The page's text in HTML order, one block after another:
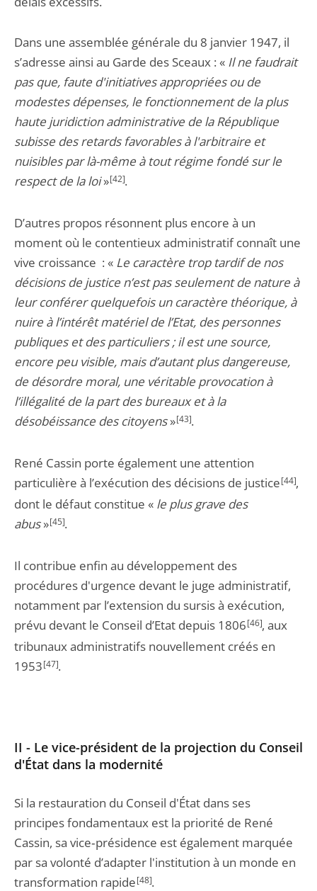
Dans une assemblée générale du 8 janvier 1947, il
s’adresse ainsi au Garde des Sceaux : « Il ne faudrait
pas que, faute d'initiatives appropriées ou de
modestes dépenses, le fonctionnement de la plus
haute juridiction administrative de la République
subisse des retards favorables à l'arbitraire et
nuisibles par là-même à tout régime fondé sur le
respect de la loi»[42].
D’autres propos résonnent plus encore à un
moment où le contentieux administratif connaît une
vive croissance : « Le caractère trop tardif de nos
décisions de justice n’est pas seulement de nature à
leur conférer quelquefois un caractère théorique, à
nuire à l’intérêt matériel de l’Etat, des personnes
publiques et des particuliers ; il est une source,
encore peu visible, mais d’autant plus dangereuse,
de désordre moral, une véritable provocation à
l’illégalité de la part des bureaux et à la
désobéissance des citoyens»[43].
René Cassin porte également une attention
particulière à l’exécution des décisions de justice[44],
dont le défaut constitue « le plus grave des
abus»[45].
Il contribue enfin au développement des
procédures d'urgence devant le juge administratif,
notamment par l’extension du sursis à exécution,
prévu devant le Conseil d’Etat depuis 1806[46], aux
tribunaux administratifs nouvellement créés en
1953[47].
II - Le vice-président de la projection du Conseil
d'État dans la modernité
Si la restauration du Conseil d'État dans ses
principes fondamentaux est la priorité de René
Cassin, sa vice‑présidence est également marquée
par sa volonté d’adapter l'institution à un monde en
transformation rapide[48].